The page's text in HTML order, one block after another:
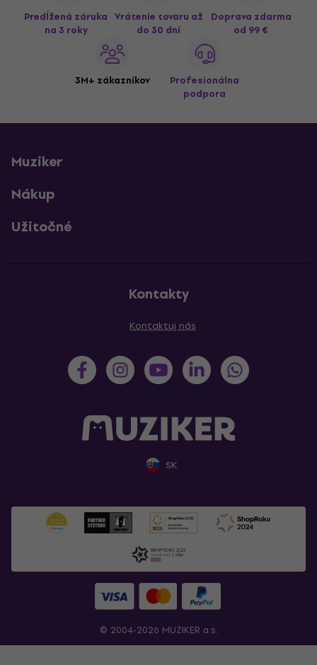
Predĺžená záruka
na 3 roky
Vrátenie tovaru až
do 30 dní
Doprava zdarma
od 99 €
3M+ zákazníkov
Profesionálna
podpora
Muziker
Nákup
Užitočné
Kontakty
Kontaktuj nás
SK
© 2004-2026 MUZIKER a.s.